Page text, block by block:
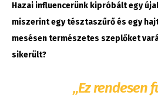
Hazai influencerünk kipróbált egy
miszerint egy tésztaszűrő és egy
mesésen természetes szeplőket
sikerült?
„Ez rendesen